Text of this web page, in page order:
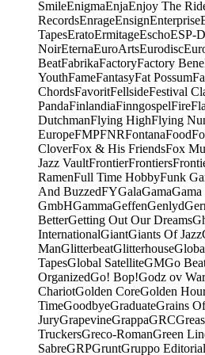
SmileEnigmaEnjaEnjoy The
RecordsEnrageEnsignEnterprise
TapesEratoErmitageEschoESP-
NoirEternaEuroArtsEurodisc
BeatFabrikaFactoryFactory
YouthFameFantasyFat Possum
ChordsFavoritFellsideFestival
PandaFinlandiaFinngospelFire
DutchmanFlying HighFlying
EuropeFMPFNRFontanaFood
CloverFox & His FriendsFox
Jazz VaultFrontierFrontiers
RamenFull Time HobbyFunk
And BuzzedFYGalaGama
GmbHGammaGeffenGenlyd
BetterGetting Out Our Dreams
InternationalGiantGiants Of Jazz
ManGlitterbeatGlitterhouse
TapesGlobal SatelliteGMGo
OrganizedGo! Bop!Godz ov
ChariotGolden CoreGolden
TimeGoodbyeGraduateGrains
JuryGrapevineGrappaGRC
TruckersGreco-RomanGreen
SabreGRPGruntGruppo